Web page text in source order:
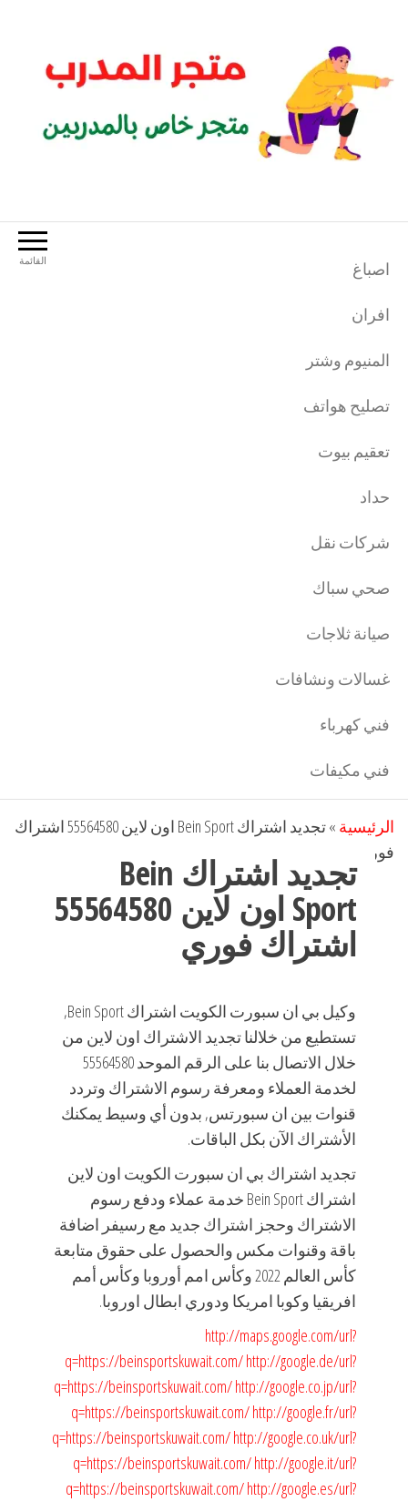
القائمة اصباغ
افران
المنيوم وشتر
تصليح هواتف
تعقيم بيوت
حداد
شركات نقل
صحي سباك
صيانة ثلاجات
غسالات ونشافات
فني كهرباء
فني مكيفات
الرئيسية »
تجديد اشتراك Bein Sport اون لاين 55564580 اشتراك
فوري
تجديد اشتراك Bein
Sport اون لاين 55564580
اشتراك فوري
وكيل بي ان سبورت الكويت اشتراك Bein Sport,
تستطيع من خلالنا تجديد الاشتراك اون لاين من
خلال الاتصال بنا على الرقم الموحد 55564580
لخدمة العملاء ومعرفة رسوم الاشتراك وتردد
قنوات بين ان سبورتس, بدون أي وسيط يمكنك
الأشتراك الآن بكل الباقات.
تجديد اشتراك بي ان سبورت الكويت اون لاين
اشتراك Bein Sport خدمة عملاء ودفع رسوم
الاشتراك وحجز اشتراك جديد مع رسيفر اضافة
باقة وقنوات مكس والحصول على حقوق متابعة
كأس العالم 2022 وكأس امم أوروبا وكأس أمم
افريقيا وكوبا امريكا ودوري ابطال اوروبا.
http://maps.google.com/url?
q=https://beinsportskuwait.com/http://google.de/url?
q=https://beinsportskuwait.com/http://google.co.jp/url?
q=https://beinsportskuwait.com/http://google.fr/url?
q=https://beinsportskuwait.com/http://google.co.uk/url?
q=https://beinsportskuwait.com/http://google.it/url?
q=https://beinsportskuwait.com/http://google.es/url?